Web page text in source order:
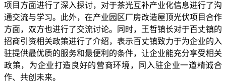
项目方面进行了深入探讨，对于茶光互补产业化信息进行了沟
通交流与学习。此外，在产业园区厂房改造屋顶光伏项目合作
方面，双方也进行了交流讨论。同时，王哲镇长对于百丈镇的
招商引资相关政策进行了介绍，表示百丈镇致力于为企业的入
驻提供最优质的服务和最便利的条件，让企业能充分享受相关
政策，为企业打造良好的营商环境，同入驻企业一道精诚合
作、共创未来。